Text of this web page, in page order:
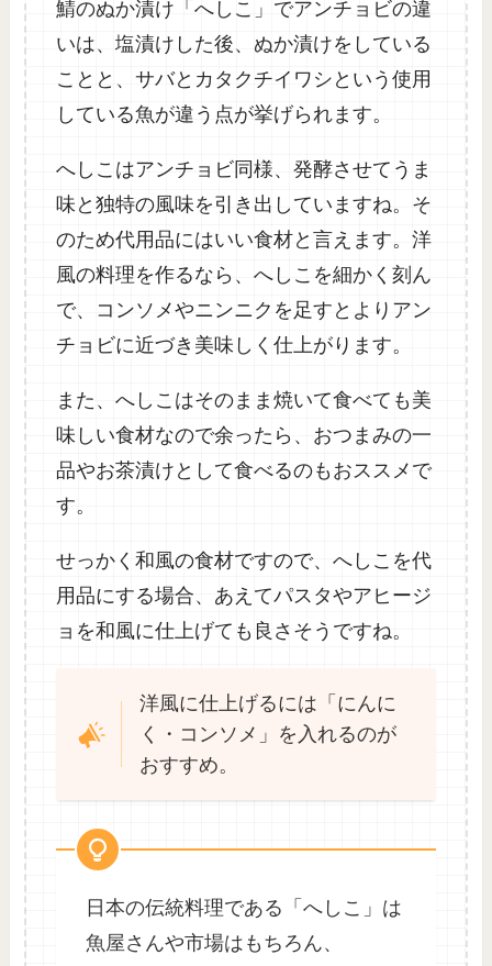
鯖のぬか漬け「へしこ」でアンチョビの違
いは、塩漬けした後、ぬか漬けをしている
ことと、サバとカタクチイワシという使用
している魚が違う点が挙げられます。
へしこはアンチョビ同様、発酵させてうま
味と独特の風味を引き出していますね。そ
のため代用品にはいい食材と言えます。洋
風の料理を作るなら、へしこを細かく刻ん
で、コンソメやニンニクを足すとよりアン
チョビに近づき美味しく仕上がります。
また、へしこはそのまま焼いて食べても美
味しい食材なので余ったら、おつまみの一
品やお茶漬けとして食べるのもおススメで
す。
せっかく和風の食材ですので、へしこを代
用品にする場合、あえてパスタやアヒージ
ョを和風に仕上げても良さそうですね。
洋風に仕上げるには「にんに
く・コンソメ」を入れるのが
おすすめ。
日本の伝統料理である「へしこ」は
魚屋さんや市場はもちろん、